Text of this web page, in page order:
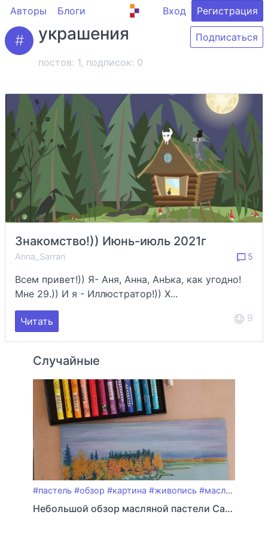
Авторы Блоги Вход Регистрация
украшения
постов: 1, подписок: 0
Подписаться
Знакомство!)) Июнь-июль 2021г
Anna_Sarran 5
Всем привет!)) Я- Аня, Анна, АнЬка, как угодно!
Мне 29.)) И я - Иллюстратор!)) Х...
Читать 9
Случайные
#пастель #обзор #картина #живопись #масляная_пастель
Небольшой обзор масляной пастели Caran'd'Ache Neopastel